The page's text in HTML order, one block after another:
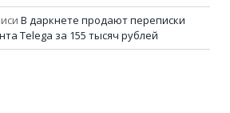
В даркнете продают переписки
Telega за 155 тысяч рублей